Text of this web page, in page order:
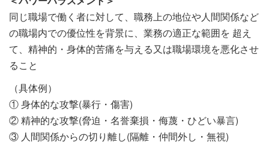
同じ職場で働く者に対して、職務上の地位や人間関係など
の職場内での優位性を背景に、業務の適正な範囲を 超え
て、精神的・身体的苦痛を与える又は職場環境を悪化させ
ること
（具体例）
① 身体的な攻撃(暴行・傷害)
② 精神的な攻撃(脅迫・名誉棄損・侮蔑・ひどい暴言)
③ 人間関係からの切り離し(隔離・仲間外し・無視)